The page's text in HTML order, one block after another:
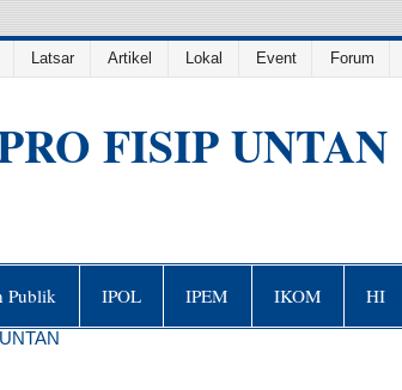
Latsar Artikel Lokal Event Forum
FISIP UNTAN
Publik IPOL IPEM IKOM HI